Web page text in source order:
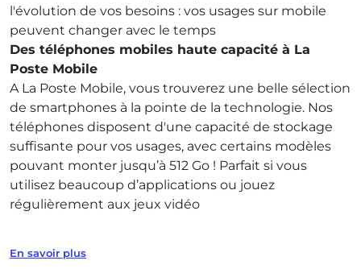
l'évolution de vos besoins : vos usages sur mobile
peuvent changer avec le temps
Des téléphones mobiles haute capacité à La
Poste Mobile
A La Poste Mobile, vous trouverez une belle sélection
de smartphones à la pointe de la technologie. Nos
téléphones disposent d'une capacité de stockage
suffisante pour vos usages, avec certains modèles
pouvant monter jusqu’à 512 Go ! Parfait si vous
utilisez beaucoup d’applications ou jouez
régulièrement aux jeux vidéo
En savoir plus